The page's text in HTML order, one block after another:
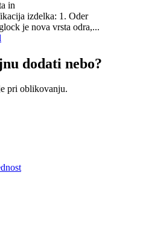
in
izdelka: 1. Oder
je nova vrsta odra,...
dodati nebo?
pri oblikovanju.